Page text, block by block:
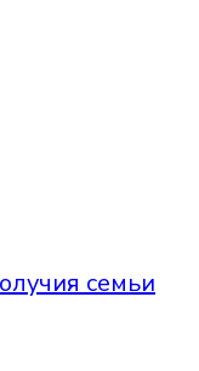
семьи